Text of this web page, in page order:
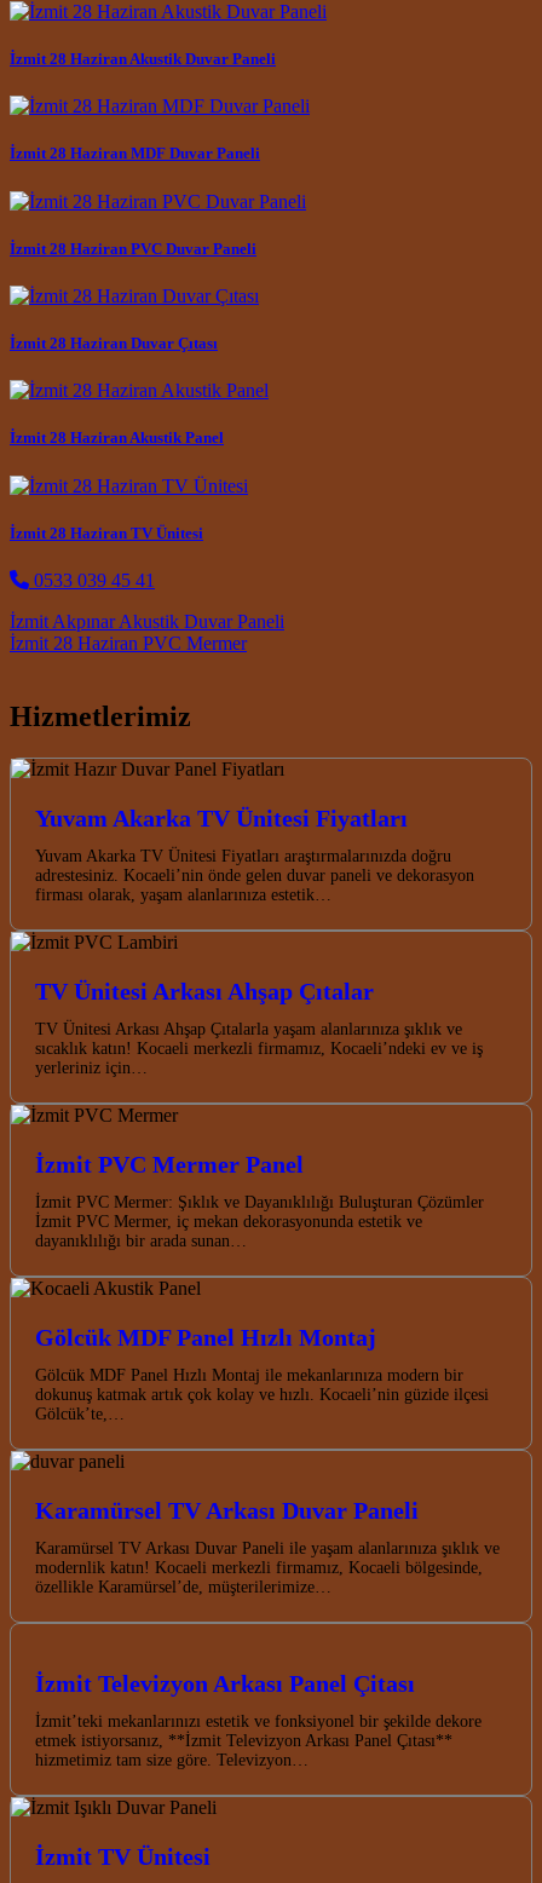
İzmit 28 Haziran Akustik Duvar Paneli
İzmit 28 Haziran MDF Duvar Paneli
İzmit 28 Haziran PVC Duvar Paneli
İzmit 28 Haziran Duvar Çıtası
İzmit 28 Haziran Akustik Panel
İzmit 28 Haziran TV Ünitesi
0533 039 45 41
Post navigation
İzmit Akpınar Akustik Duvar Paneli
İzmit 28 Haziran PVC Mermer
Hizmetlerimiz
Yuvam Akarka TV Ünitesi Fiyatları
Yuvam Akarka TV Ünitesi Fiyatları araştırmalarınızda doğru
adrestesiniz. Kocaeli’nin önde gelen duvar paneli ve dekorasyon
firması olarak, yaşam alanlarınıza estetik…
TV Ünitesi Arkası Ahşap Çıtalar
TV Ünitesi Arkası Ahşap Çıtalarla yaşam alanlarınıza şıklık ve
sıcaklık katın! Kocaeli merkezli firmamız, Kocaeli’ndeki ev ve iş
yerleriniz için…
İzmit PVC Mermer Panel
İzmit PVC Mermer: Şıklık ve Dayanıklılığı Buluşturan Çözümler
İzmit PVC Mermer, iç mekan dekorasyonunda estetik ve
dayanıklılığı bir arada sunan…
Gölcük MDF Panel Hızlı Montaj
Gölcük MDF Panel Hızlı Montaj ile mekanlarınıza modern bir
dokunuş katmak artık çok kolay ve hızlı. Kocaeli’nin güzide ilçesi
Gölcük’te,…
Karamürsel TV Arkası Duvar Paneli
Karamürsel TV Arkası Duvar Paneli ile yaşam alanlarınıza şıklık ve
modernlik katın! Kocaeli merkezli firmamız, Kocaeli bölgesinde,
özellikle Karamürsel’de, müşterilerimize…
İzmit Televizyon Arkası Panel Çitası
İzmit’teki mekanlarınızı estetik ve fonksiyonel bir şekilde dekore
etmek istiyorsanız, **İzmit Televizyon Arkası Panel Çıtası**
hizmetimiz tam size göre. Televizyon…
İzmit TV Ünitesi